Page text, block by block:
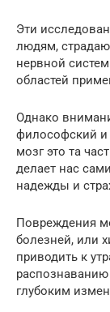
Эти
людям,
нервной
областей
Однако
философский и
мозг это та
делает нас
надежды и
Повреждения
болезней, или
приводить к
глубоким